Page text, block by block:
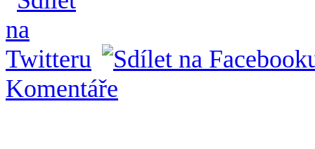
Komentáře